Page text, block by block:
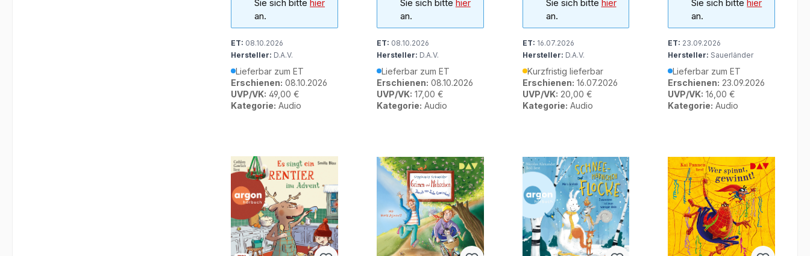
Sie sich bitte hier
an.
ET: 08.10.2026
Hersteller: D.A.V.
Lieferbar zum ET
Erschienen: 08.10.2026
UVP/VK: 49,00 €
Kategorie: Audio
Sie sich bitte hier
an.
ET: 08.10.2026
Hersteller: D.A.V.
Lieferbar zum ET
Erschienen: 08.10.2026
UVP/VK: 17,00 €
Kategorie: Audio
Sie sich bitte hier
an.
ET: 16.07.2026
Hersteller: D.A.V.
Kurzfristig lieferbar
Erschienen: 16.07.2026
UVP/VK: 20,00 €
Kategorie: Audio
Sie sich bittehier
an.
ET: 23.09.2026
Hersteller: Sauerländer
Lieferbar zum ET
Erschienen: 23.09.2026
UVP/VK: 16,00 €
Kategorie: Audio